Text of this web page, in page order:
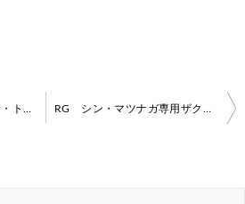
EXモデル 1/144 サムソン・トレーラー高価買取いたします！【ガンダム買取情報】 RG シン・マツナガ専用ザクⅡ高価買取いたします！